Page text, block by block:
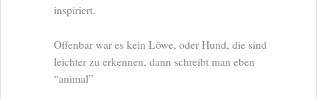
inspiriert.
Offenbar war es kein Löwe, oder Hund, die sind
leichter zu erkennen, dann schreibt man eben
“animal”